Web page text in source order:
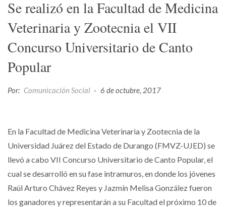
Se realizó en la Facultad de Medicina
Veterinaria y Zootecnia el VII
Concurso Universitario de Canto
Popular
Por: Comunicación Social - 6 de octubre, 2017
En la Facultad de Medicina Veterinaria y Zootecnia de la
Universidad Juárez del Estado de Durango (FMVZ-UJED) se
llevó a cabo VII Concurso Universitario de Canto Popular, el
cual se desarrolló en su fase intramuros, en donde los jóvenes
Raúl Arturo Chávez Reyes y Jazmín Melisa González fueron
los ganadores y representarán a su Facultad el próximo 10 de